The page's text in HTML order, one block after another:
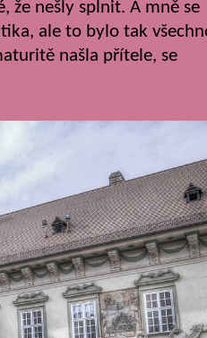
že nešly splnit. A mně se
ale to bylo tak
našla přítele, se